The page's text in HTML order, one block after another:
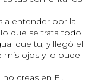
a entender por la
que se trata todo
que tu, y llegó el
mis ojos y lo pude
creas en El.